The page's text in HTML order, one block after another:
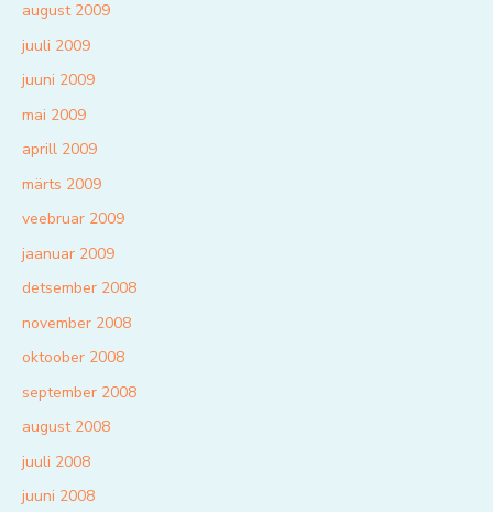
august 2009
juuli 2009
juuni 2009
mai 2009
aprill 2009
märts 2009
veebruar 2009
jaanuar 2009
detsember 2008
november 2008
oktoober 2008
september 2008
august 2008
juuli 2008
juuni 2008